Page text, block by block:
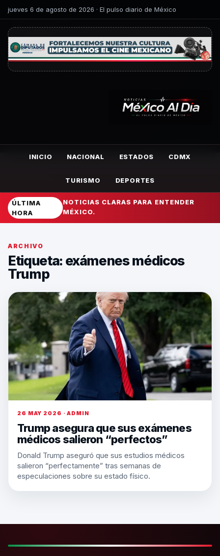
jueves 6 de agosto de 2026 · El pulso diario de México
INICIO NACIONAL ESTADOS CDMX
TURISMO DEPORTES
ÚLTIMA
HORA
NOTICIAS CLARAS PARA ENTENDER
MÉXICO.
ARCHIVO
Etiqueta: exámenes médicos
Trump
26 MAY 2026 · ADMIN
Trump asegura que sus exámenes
médicos salieron “perfectos”
Donald Trump aseguró que sus estudios médicos
salieron “perfectamente” tras semanas de
especulaciones sobre su estado físico.